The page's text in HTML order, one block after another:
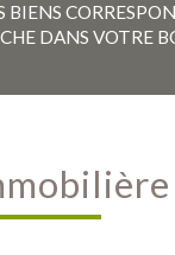
BIENS
DANS VOTRE